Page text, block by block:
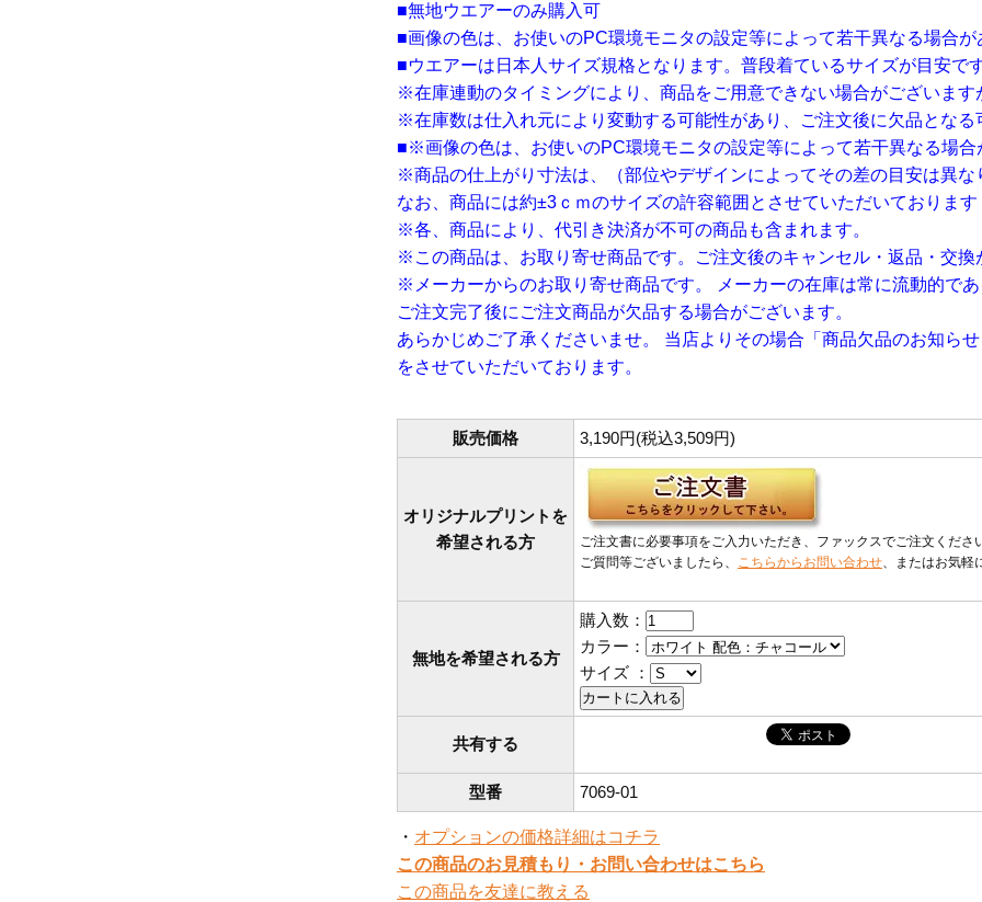
■無地ウエアーのみ購入可
■画像の色は、お使いのPC環境モニタの設定等によって若干異なる場合が
■ウエアーは日本人サイズ規格となります。普段着ているサイズが目安です
※在庫連動のタイミングにより、商品をご用意できない場合がございます
※在庫数は仕入れ元により変動する可能性があり、ご注文後に欠品となる
■※画像の色は、お使いのPC環境モニタの設定等によって若干異なる場合
※商品の仕上がり寸法は、（部位やデザインによってその差の目安は異な
なお、商品には約±3ｃｍのサイズの許容範囲とさせていただいておりま
※各、商品により、代引き決済が不可の商品も含まれます。
※この商品は、お取り寄せ商品です。ご注文後のキャンセル・返品・交換
※メーカーからのお取り寄せ商品です。 メーカーの在庫は常に流動的で
ご注文完了後にご注文商品が欠品する場合がございます。
あらかじめご了承くださいませ。 当店よりその場合「商品欠品のお知らせ
をさせていただいております。
販売価格 3,190円(税込3,509円)
オリジナルプリントを
希望される方
ご注文書に必要事項をご入力いただき、ファックスでご注文くださ
ご質問等ございましたら、 こちらからお問い合わせ、またはお気軽
無地を希望される方
購入数：
カラー：
サイズ ：
共有する
型番 7069-01
・ オプションの価格詳細はコチラ
この商品のお見積もり・お問い合わせはこちら
この商品を友達に教える